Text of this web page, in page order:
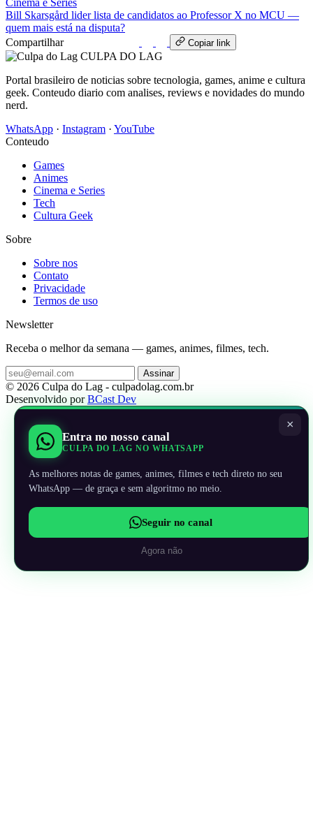
Bill Skarsgård lider lista de candidatos ao Professor X no MCU —
quem mais está na disputa?
Compartilhar
Copiar link
CULPA DO LAG
Portal brasileiro de noticias sobre tecnologia, games, anime e cultura
geek. Conteudo diario com analises, reviews e novidades do mundo
nerd.
WhatsApp · Instagram · YouTube
Conteudo
Games
Animes
Cinema e Series
Tech
Cultura Geek
Sobre
Sobre nos
Contato
Privacidade
Termos de uso
Newsletter
Receba o melhor da semana — games, animes, filmes, tech.
Assinar
© 2026 Culpa do Lag - culpadolag.com.br
Desenvolvido porBCast Dev
×
Entra no nosso canal
CULPA DO LAG NO WHATSAPP
As melhores notas de games, animes, filmes e tech direto no seu
WhatsApp — de graça e sem algoritmo no meio.
Seguir no canal
Agora não